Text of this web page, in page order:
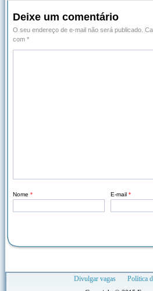
Deixe um comentário
O seu endereço de e-mail não será publicado.
com *
Nome * E-mail *
Divulgar vagas
Política